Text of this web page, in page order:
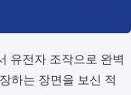
유전자 조작으로 완벽
하는 장면을 보신 적